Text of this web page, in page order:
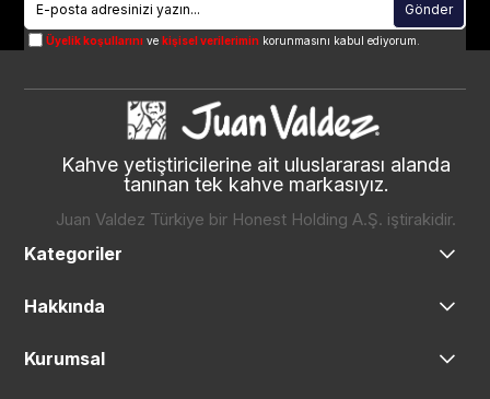
Gönder
Üyelik koşullarını vekişisel verilerimin korunmasını kabul ediyorum.
Kahve yetiştiricilerine ait uluslararası alanda
tanınan tek kahve markasıyız.
Juan Valdez Türkiye bir Honest Holding A.Ş. iştirakidir.
Kategoriler
Hakkında
Kurumsal